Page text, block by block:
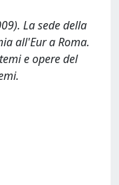
La sede della
all'Eur a Roma.
e opere del